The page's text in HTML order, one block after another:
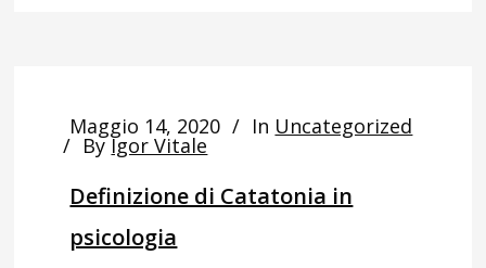
Maggio 14, 2020 In Uncategorized
By Igor Vitale
Definizione di Catatonia in
psicologia